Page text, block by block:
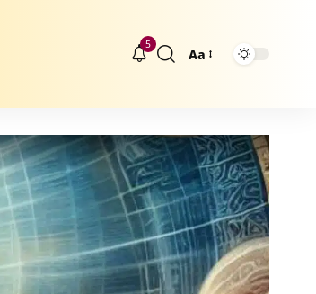
5
Größenänderung
Aa